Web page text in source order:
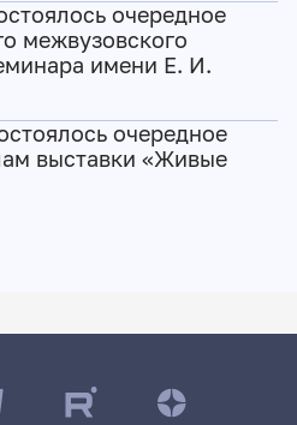
очередное
межвузовского
имени Е. И.
очередное
выставки «Живые